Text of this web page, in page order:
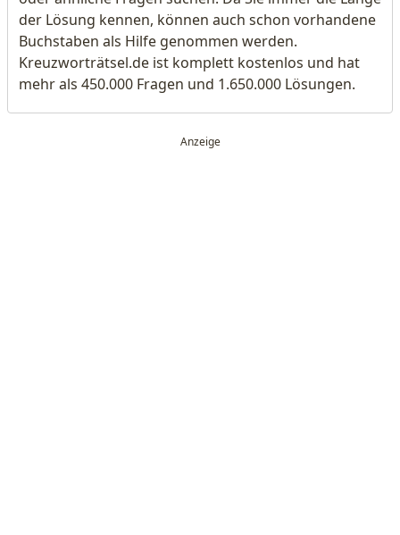
der Lösung kennen, können auch schon vorhandene
Buchstaben als Hilfe genommen werden.
Kreuzworträtsel.de ist komplett kostenlos und hat
mehr als 450.000 Fragen und 1.650.000 Lösungen.